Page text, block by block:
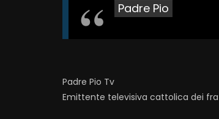
Padre Pio
Padre Pio Tv
Emittente televisiva cattolica dei